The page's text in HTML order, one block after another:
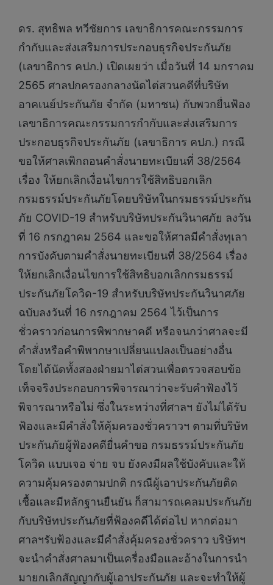
ดร. สุทธิพล ทวีชัยการ เลขาธิการคณะกรรมการ
กำกับและส่งเสริมการประกอบธุรกิจประกันภัย
(เลขาธิการ คปภ.) เปิดเผยว่า เมื่อวันที่ 14 มกราคม
2565 ศาลปกครองกลางนัดไต่สวนคดีที่บริษัท
อาคเนย์ประกันภัย จำกัด (มหาชน) กับพวกยื่นฟ้อง
เลขาธิการคณะกรรมการกำกับและส่งเสริมการ
ประกอบธุรกิจประกันภัย (เลขาธิการ คปภ.) กรณี
ขอให้ศาลเพิกถอนคำสั่งนายทะเบียนที่ 38/2564
เรื่อง ให้ยกเลิกเงื่อนไขการใช้สิทธิบอกเลิก
กรมธรรม์ประกันภัยโดยบริษัทในกรมธรรม์ประกัน
ภัย COVID-19 สำหรับบริษัทประกันวินาศภัย ลงวัน
ที่ 16 กรกฎาคม 2564 และขอให้ศาลมีคำสั่งทุเลา
การบังคับตามคำสั่งนายทะเบียนที่ 38/2564 เรื่อง
ให้ยกเลิกเงื่อนไขการใช้สิทธิบอกเลิกกรมธรรม์
ประกันภัยโควิด-19 สำหรับบริษัทประกันวินาศภัย
ฉบับลงวันที่ 16 กรกฎาคม 2564 ไว้เป็นการ
ชั่วคราวก่อนการพิพากษาคดี หรือจนกว่าศาลจะมี
คำสั่งหรือคำพิพากษาเปลี่ยนแปลงเป็นอย่างอื่น
โดยได้นัดทั้งสองฝ่ายมาไต่สวนเพื่อตรวจสอบข้อ
เท็จจริงประกอบการพิจารณาว่าจะรับคำฟ้องไว้
พิจารณาหรือไม่ ซึ่งในระหว่างที่ศาลฯ ยังไม่ได้รับ
ฟ้องและมีคำสั่งให้คุ้มครองชั่วคราวฯ ตามที่บริษัท
ประกันภัยผู้ฟ้องคดียื่นคำขอ กรมธรรม์ประกันภัย
โควิด แบบเจอ จ่าย จบ ยังคงมีผลใช้บังคับและให้
ความคุ้มครองตามปกติ กรณีผู้เอาประกันภัยติด
เชื้อและมีหลักฐานยืนยัน ก็สามารถเคลมประกันภัย
กับบริษัทประกันภัยที่ฟ้องคดีได้ต่อไป หากต่อมา
ศาลฯรับฟ้องและมีคำสั่งคุ้มครองชั่วคราว บริษัทฯ
จะนำคำสั่งศาลมาเป็นเครื่องมือและอ้างในการนำ
มายกเลิกสัญญากับผู้เอาประกันภัย และจะทำให้ผู้